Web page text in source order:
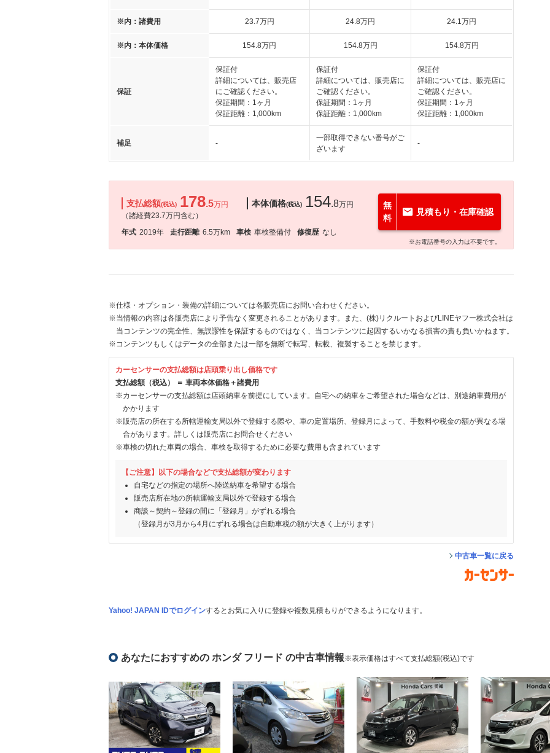
※内：諸費用 23.7万円 24.8万円 24.1万円
※内：本体価格 154.8万円 154.8万円 154.8万円
保証
保証付
詳細については、販売店
にご確認ください。
保証期間：1ヶ月
保証距離：1,000km
保証付
詳細については、販売店に
ご確認ください。
保証期間：1ヶ月
保証距離：1,000km
保証付
詳細については、販売店に
ご確認ください。
保証期間：1ヶ月
保証距離：1,000km
補足 -
一部取得できない番号がご
ざいます
-
支払総額(税込) 178.5万円
（諸経費23.7万円含む）
本体価格(税込) 154.8万円
年式 2019年 走行距離 6.5万km 車検 車検整備付 修復歴 なし
無
料
見積もり・在庫確認
※お電話番号の入力は不要です。
※仕様・オプション・装備の詳細については各販売店にお問い合わせください。
※当情報の内容は各販売店により予告なく変更されることがあります。また、(株)リクルートおよびLINEヤフー株式会社は
当コンテンツの完全性、無誤謬性を保証するものではなく、当コンテンツに起因するいかなる損害の責も負いかねます。
※コンテンツもしくはデータの全部または一部を無断で転写、転載、複製することを禁じます。
カーセンサーの支払総額は店頭乗り出し価格です
支払総額（税込） ＝ 車両本体価格＋諸費用
※カーセンサーの支払総額は店頭納車を前提にしています。自宅への納車をご希望された場合などは、別途納車費用が
かかります
※販売店の所在する所轄運輸支局以外で登録する際や、車の定置場所、登録月によって、手数料や税金の額が異なる場
合があります。詳しくは販売店にお問合せください
※車検の切れた車両の場合、車検を取得するために必要な費用も含まれています
【ご注意】以下の場合などで支払総額が変わります
自宅などの指定の場所へ陸送納車を希望する場合
販売店所在地の所轄運輸支局以外で登録する場合
商談～契約～登録の間に「登録月」がずれる場合
（登録月が3月から4月にずれる場合は自動車税の額が大きく上がります）
中古車一覧に戻る
Yahoo! JAPAN IDでログインするとお気に入りに登録や複数見積もりができるようになります。
あなたにおすすめの ホンダ フリード の中古車情報※表示価格はすべて支払総額(税込)です